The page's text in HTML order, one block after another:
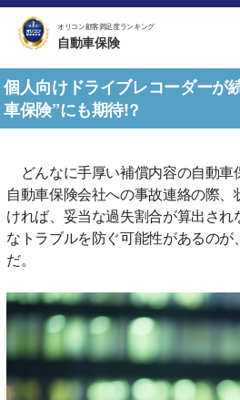
オリコン顧客満足度ランキング
自動車保険
個人向けドライブレコーダーが
車保険”にも期待!?
どんなに手厚い補償内容の自動車
自動車保険会社への事故連絡の際
ければ、妥当な過失割合が算出さ
なトラブルを防ぐ可能性があるの
だ。